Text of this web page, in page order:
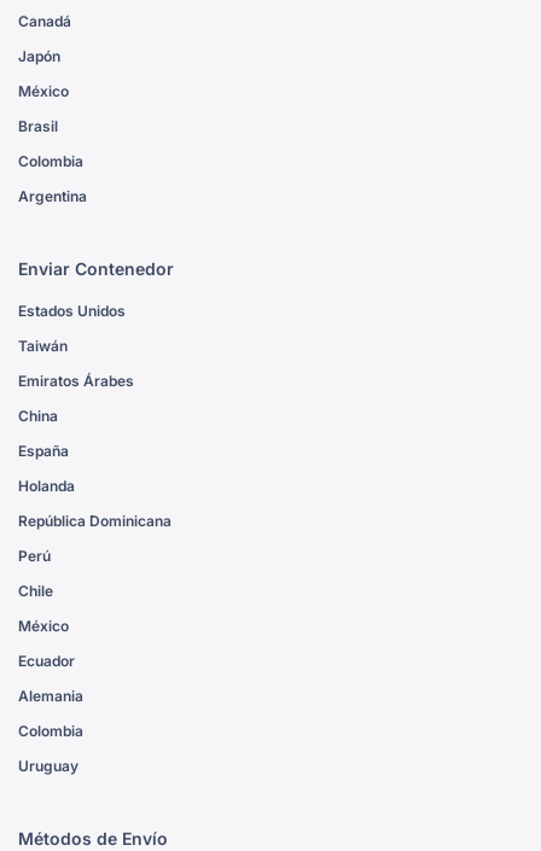
Canadá
Japón
México
Brasil
Colombia
Argentina
Enviar Contenedor
Estados Unidos
Taiwán
Emiratos Árabes
China
España
Holanda
República Dominicana
Perú
Chile
México
Ecuador
Alemania
Colombia
Uruguay
Métodos de Envío